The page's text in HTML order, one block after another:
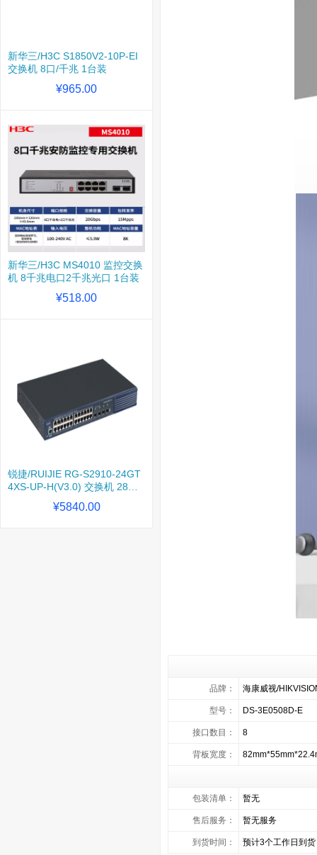
新华三/H3C S1850V2-10P-EI
交换机 8口/千兆 1台装
¥965.00
新华三/H3C MS4010 监控交换
机 8千兆电口2千兆光口 1台装
¥518.00
锐捷/RUIJIE RG-S2910-24GT
4XS-UP-H(V3.0) 交换机 28口
¥5840.00
品牌： 海康威视/
型号： DS-3E0508D-E
接口数目： 8
背板宽度：
包装清单： 暂无
售后服务： 暂无服务
到货时间： 预计3个工作日到货